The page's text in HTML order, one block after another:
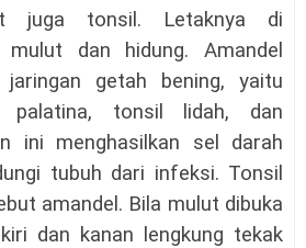
juga tonsil. Letaknya di
mulut dan hidung. Amandel
getah bening, yaitu
palatina, tonsil lidah, dan
ini menghasilkan sel darah
tubuh dari infeksi. Tonsil
amandel. Bila mulut dibuka
dan kanan lengkung tekak